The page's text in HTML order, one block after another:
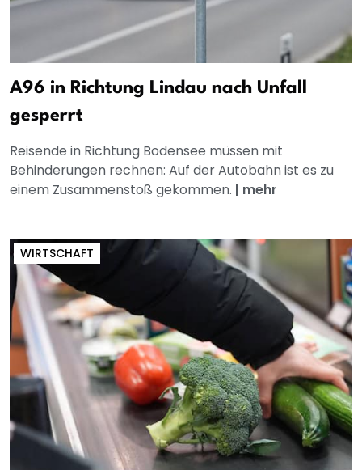
A96 in Richtung Lindau nach Unfall
gesperrt
Reisende in Richtung Bodensee müssen mit
Behinderungen rechnen: Auf der Autobahn ist es zu
einem Zusammenstoß gekommen. | mehr
WIRTSCHAFT